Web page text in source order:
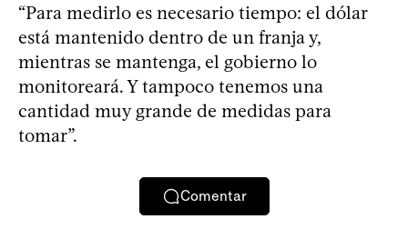
“Para medirlo es necesario tiempo: el dólar
está mantenido dentro de un franja y,
mientras se mantenga, el gobierno lo
monitoreará. Y tampoco tenemos una
cantidad muy grande de medidas para
tomar”.
Comentar